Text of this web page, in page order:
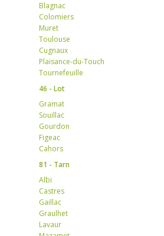
Blagnac
Colomiers
Muret
Toulouse
Cugnaux
Plaisance-du-Touch
Tournefeuille
46 - Lot
Gramat
Souillac
Gourdon
Figeac
Cahors
81 - Tarn
Albi
Castres
Gaillac
Graulhet
Lavaur